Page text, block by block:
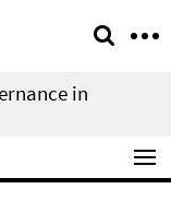
in